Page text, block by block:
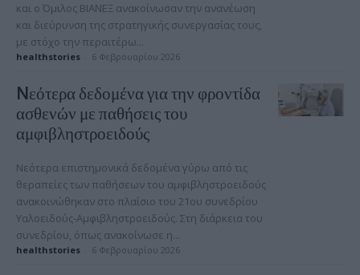
και ο Όμιλος ΒΙΑΝΕΞ ανακοίνωσαν την ανανέωση
και διεύρυνση της στρατηγικής συνεργασίας τους,
με στόχο την περαιτέρω...
healthstories 6 Φεβρουαρίου 2026
Nεότερα δεδομένα για την φροντίδα
ασθενών με παθήσεις του
αμφιβληστροειδούς
Νεότερα επιστημονικά δεδομένα γύρω από τις
θεραπείες των παθήσεων του αμφιβληστροειδούς
ανακοινώθηκαν στο πλαίσιο του 21ου συνεδρίου
Υαλοειδούς-Αμφιβληστροειδούς. Στη διάρκεια του
συνεδρίου, όπως ανακοίνωσε η...
healthstories 6 Φεβρουαρίου 2026